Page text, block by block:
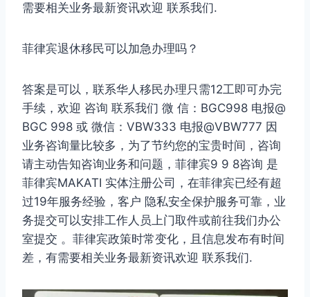
需要相关业务最新资讯欢迎 联系我们.
菲律宾退休移民可以加急办理吗？
答案是可以，联系华人移民办理只需12工即可办完
手续，欢迎 咨询 联系我们 微 信：BGC998 电报@
BGC 998 或 微信：VBW333 电报@VBW777 因
业务咨询量比较多，为了节约您的宝贵时间，咨询
请主动告知咨询业务和问题，菲律宾9 9 8咨询 是
菲律宾MAKATI 实体注册公司，在菲律宾已经有超
过19年服务经验，客户 隐私安全保护服务可靠，业
务提交可以安排工作人员上门取件或前往我们办公
室提交 。菲律宾政策时常变化，且信息发布有时间
差，有需要相关业务最新资讯欢迎 联系我们.